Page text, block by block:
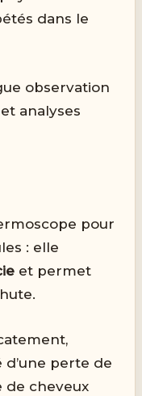
dans le
observation
analyses
pour
: elle
et permet
d’une perte de
de cheveux